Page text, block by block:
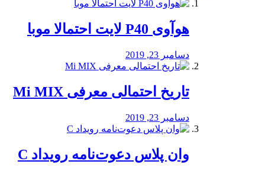
هوآوی P40 لایت احتمالا موبا
دسامبر 23, 2019
تاریخ احتمالی معرفی Mi MIX
دسامبر 23, 2019
وان پلاس دعوت‌نامه رویداد C